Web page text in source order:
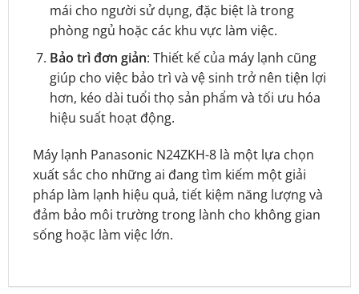
mái cho người sử dụng, đặc biệt là trong
phòng ngủ hoặc các khu vực làm việc.
Bảo trì đơn giản: Thiết kế của máy lạnh cũng
giúp cho việc bảo trì và vệ sinh trở nên tiện lợi
hơn, kéo dài tuổi thọ sản phẩm và tối ưu hóa
hiệu suất hoạt động.
Máy lạnh Panasonic N24ZKH-8 là một lựa chọn
xuất sắc cho những ai đang tìm kiếm một giải
pháp làm lạnh hiệu quả, tiết kiệm năng lượng và
đảm bảo môi trường trong lành cho không gian
sống hoặc làm việc lớn.